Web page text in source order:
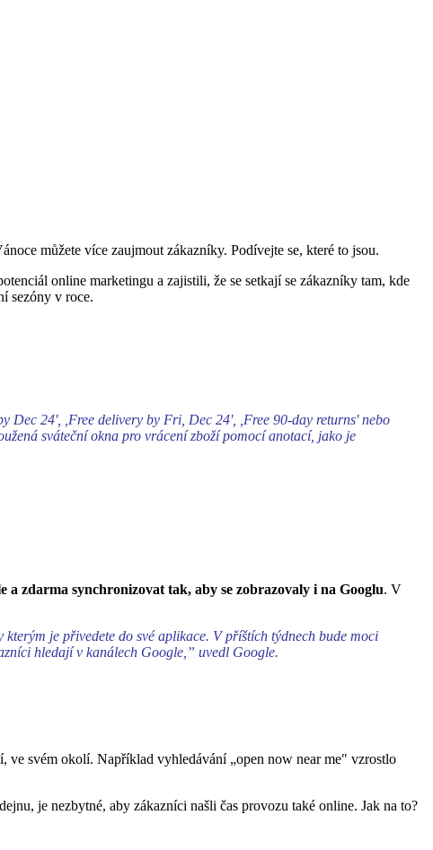
můžete více zaujmout zákazníky. Podívejte se, které to jsou.
online marketingu a zajistili, že se setkají se zákazníky tam, kde
sezóny v roce.
Dec 24', ,Free delivery by Fri, Dec 24', ,Free 90-day returns' nebo
sváteční okna pro vrácení zboží pomocí anotací, jako je
a zdarma synchronizovat tak, aby se zobrazovaly i na Googlu. V
je přivedete do své aplikace. V příštích týdnech bude moci
hledají v kanálech Google,” uvedl Google.
ve svém okolí. Například vyhledávání „open now near me" vzrostlo
je nezbytné, aby zákazníci našli čas provozu také online. Jak na to?